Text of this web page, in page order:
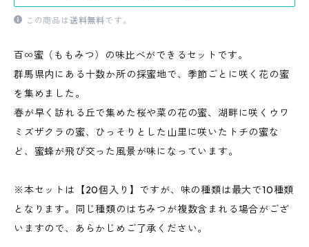
この商品は送料無料です。
百∞蜜（ももみつ）の味比べができるセットです。
群馬県内にある十数か所の採蜜地で、季節ごとに咲く花の蜜
を集めました。
春が早く訪れる丘で集めた桜や菜の花の蜜、湖畔に咲くウワ
ミズザクラの蜜、ひっそりとした山里に咲いたトチの蜜な
ど、蜜蜂が飛び交った風景が味になっています。
※本セットは【20個入り】ですが、味の種類は最大で10種類
となります。同じ種類のはちみつが複数含まれる場合がござ
いますので、あらかじめご了承ください。